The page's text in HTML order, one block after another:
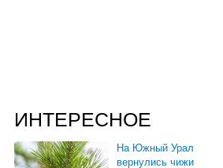
ИНТЕРЕСНОЕ
На Южный Урал
вернулись чижи